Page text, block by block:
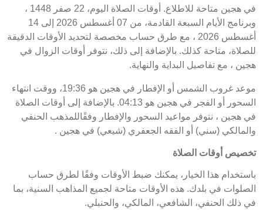
في هجين متاحة للاطلاع. أوقات الصلاة اليوم، 22 صفر 1448 ،
وبرنامج الأيام السبعة القادمة، من 07 أغسطس 2026 إلى 14
أغسطس 2026 ، مع طرق حساب مخصصة لتحديد الأوقات الدقيقة
للصلاة، متاحة كذلك. بالإضافة إلى ذلك، نتوفر أوقات الزوال في
هجين ، مع تفاصيل البداية والنهاية.
موعد غروب الشمس أو الإفطار في هجين هو 19:36، ووقت انتهاء
السحور أو الفجر في هجين هو 04:13. بالإضافة إلى أوقات الصلاة
في هجين ، نتوفر مواعيد السحور والإفطار وفقًاللمذهب الحنفي
والمالكي (سني) أو الفقه الجعفري (شيعي) في هجين .
تخصيص أوقات الصلاة
باستخدام هذا الخيار، يمكنك ضبط الأوقات وفقًا لطرق حساب
الصلوات في بلدك. هذه الأوقات متاحة لجميع المذاهب السنية، بما
في ذلك الحنفي، الشافعي، المالكي، والحنبلي.